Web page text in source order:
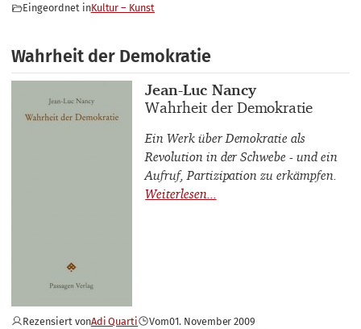
Eingeordnet inKultur – Kunst
Wahrheit der Demokratie
Buchautor_innen
Jean-Luc Nancy
Buchtitel
Wahrheit der Demokratie
Ein Werk über Demokratie als
Revolution in der Schwebe - und ein
Aufruf, Partizipation zu erkämpfen.
Rezensiert vonAdi Quarti Vom01. November 2009